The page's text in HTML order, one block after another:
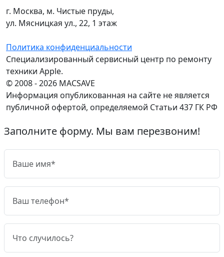
г. Москва, м. Чистые пруды,
ул. Мясницкая ул., 22, 1 этаж
Политика конфиденциальности
Специализированный сервисный центр по ремонту
техники Apple.
© 2008 - 2026 MACSAVE
Информация опубликованная на сайте не является
публичной офертой, определяемой Статьи 437 ГК РФ
Заполните форму. Мы вам перезвоним!